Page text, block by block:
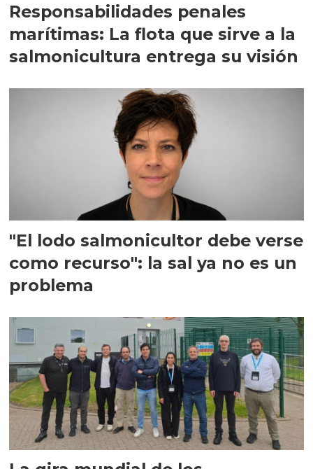
Responsabilidades penales
marítimas: La flota que sirve a la
salmonicultura entrega su visión
"El lodo salmonicultor debe verse
como recurso": la sal ya no es un
problema